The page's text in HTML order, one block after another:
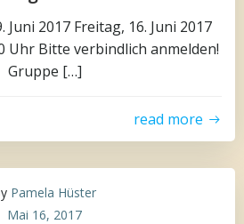
Juni 2017 Freitag, 16. Juni 2017
Uhr Bitte verbindlich anmelden!
Gruppe […]
read more
Pamela Hüster
Mai 16, 2017